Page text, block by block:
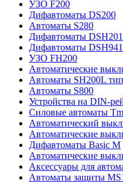
УЗО F200
Дифавтоматы DS200
Автоматы S280
Дифавтоматы
Дифавтоматы
УЗО FH200
Автоматические
Автоматы SH200L
Автоматы S800
Устройства на DIN-
Силовые автоматы
Автоматический
Автоматические
Дифавтоматы Basic M
Автоматические
Аксессуары для
Автоматы защиты